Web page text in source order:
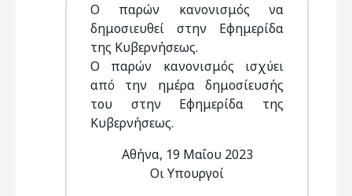
Ο παρών κανονισμός να
δημοσιευθεί στην Εφημερίδα
της Κυβερνήσεως.
Ο παρών κανονισμός ισχύει
από την ημέρα δημοσίευσής
του στην Εφημερίδα της
Κυβερνήσεως.
Αθήνα, 19 Μαΐου 2023
Οι Υπουργοί